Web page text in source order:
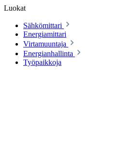
Luokat
Sähkömittari
Energiamittari
Virtamuuntaja
Energianhallinta
Työpaikkoja